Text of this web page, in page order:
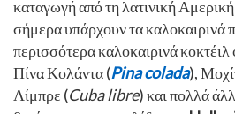
καταγωγή από τη λατινική Αμερική
σήμερα υπάρχουν τα καλοκαιρινά
περισσότερα καλοκαιρινά κοκτέιλ
Πίνα Κολάντα (Pina colada),
Λίμπρε (Cuba libre) και πολλά